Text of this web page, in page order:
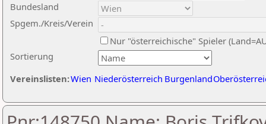
Sortierung
Bundesland
Spgem./Kreis/Verein
Nur "österreichische" Spieler
Vereinslisten:Wien Niederösterreich Burgenland